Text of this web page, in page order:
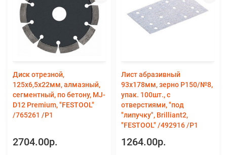
Диск отрезной,
125х6,5х22мм, алмазный,
сегментный, по бетону, MJ-
D12 Premium, "FESTOOL"
/765261 /Р1
2704.00р.
Лист абразивный
93х178мм, зерно P150/№8,
упак. 100шт., с
отверстиями, "под
"липучку", Brilliant2,
"FESTOOL" /492916 /P1
1264.00р.